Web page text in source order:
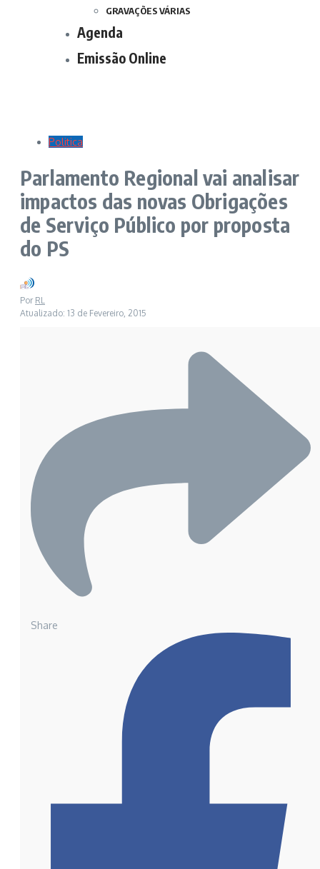
GRAVAÇÕES VÁRIAS
Agenda
Emissão Online
Politica
Parlamento Regional vai analisar
impactos das novas Obrigações
de Serviço Público por proposta
do PS
Por RL
Atualizado: 13 de Fevereiro, 2015
Share